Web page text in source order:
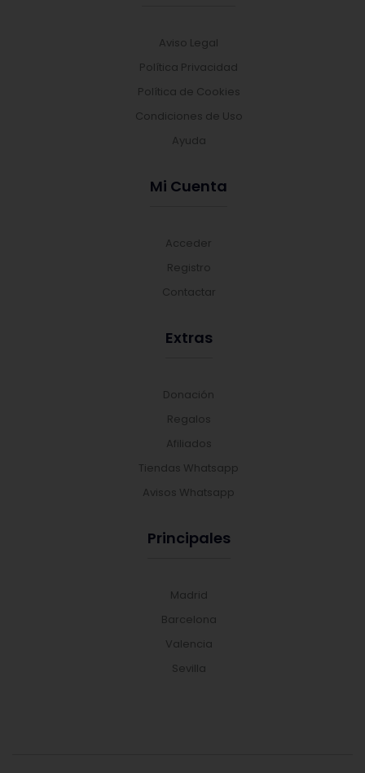
Aviso Legal
Política Privacidad
Política de Cookies
Condiciones de Uso
Ayuda
Mi Cuenta
Acceder
Registro
Contactar
Extras
Donación
Regalos
Afiliados
Tiendas Whatsapp
Avisos Whatsapp
Principales
Madrid
Barcelona
Valencia
Sevilla